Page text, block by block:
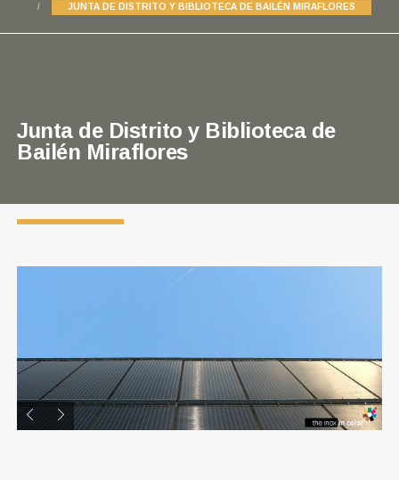
JUNTA DE DISTRITO Y BIBLIOTECA DE BAILÉN MIRAFLORES
Junta de Distrito y Biblioteca de
Bailén Miraflores